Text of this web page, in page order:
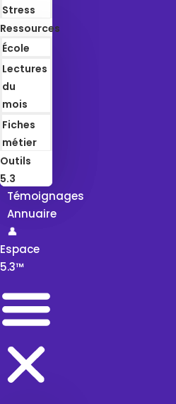
Stress
Ressources
École
Lectures
du
mois
Fiches
métier
Outils
5.3
Témoignages
Annuaire
👤
Espace
5.3™